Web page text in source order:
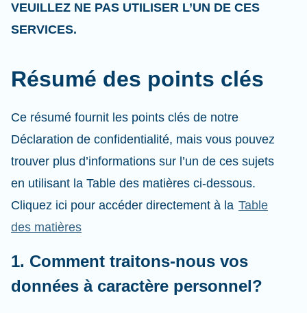
VEUILLEZ NE PAS UTILISER L’UN DE CES
SERVICES.
Résumé des points clés
Ce résumé fournit les points clés de notre
Déclaration de confidentialité, mais vous pouvez
trouver plus d’informations sur l’un de ces sujets
en utilisant la Table des matières ci-dessous.
Cliquez ici pour accéder directement à la Table
des matières
1. Comment traitons-nous vos
données à caractère personnel?